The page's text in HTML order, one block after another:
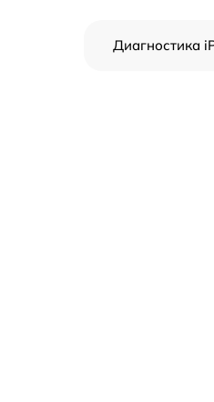
Диагностика